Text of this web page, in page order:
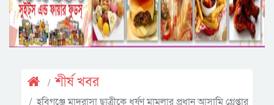
শীর্ষ খবর
হবিগঞ্জে মাদরাসা ছাত্রীকে ধর্ষণ মামলার প্রধান আসামি গ্রেপ্তার